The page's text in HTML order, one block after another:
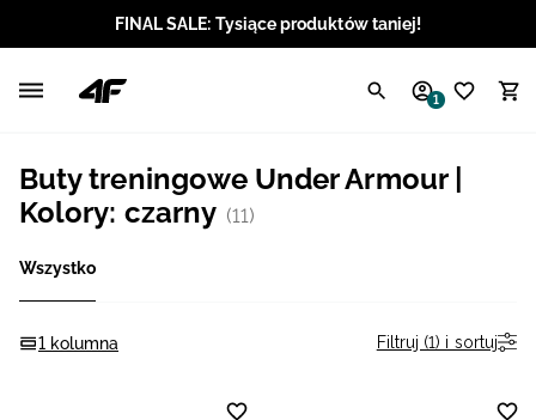
FINAL SALE: Tysiące produktów taniej!
1
Buty treningowe Under Armour |
Kolory: czarny (11)
Wszystko
1 kolumna Filtruj (1) i sortuj
Angielski / USD